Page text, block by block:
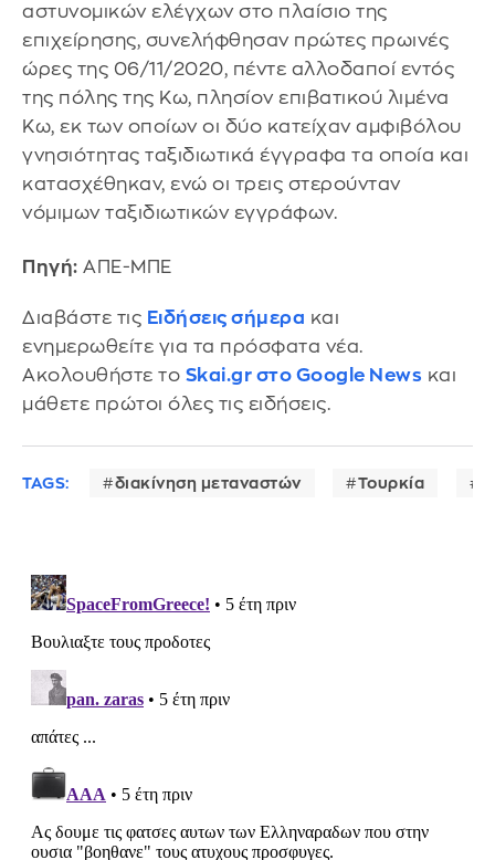
αστυνομικών ελέγχων στο πλαίσιο της
επιχείρησης, συνελήφθησαν πρώτες πρωινές
ώρες της 06/11/2020, πέντε αλλοδαποί εντός
της πόλης της Κω, πλησίον επιβατικού λιμένα
Κω, εκ των οποίων οι δύο κατείχαν αμφιβόλου
γνησιότητας ταξιδιωτικά έγγραφα τα οποία και
κατασχέθηκαν, ενώ οι τρεις στερούνταν
νόμιμων ταξιδιωτικών εγγράφων.
Πηγή: ΑΠΕ-ΜΠΕ
Διαβάστε τις Ειδήσεις σήμερα και
ενημερωθείτε για τα πρόσφατα νέα.
Ακολουθήστε το Skai.gr στο Google News και
μάθετε πρώτοι όλες τις ειδήσεις.
TAGS: διακίνηση μεταναστών Τουρκία